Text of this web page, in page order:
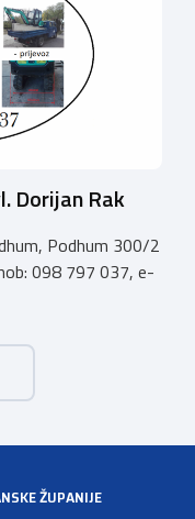
Dorijan Rak
Podhum 300/2
098 797 037, e-
ŽUPANIJE